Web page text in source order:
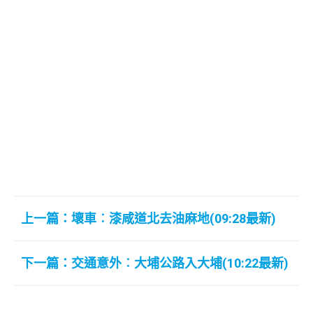
上一篇：壞車︰漆咸道北去油麻地(09:28最新)
下一篇：交通意外︰大埔公路入大埔(10:22最新)